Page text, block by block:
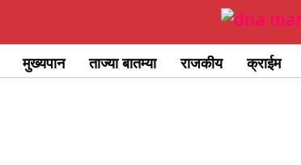
मुख्यपान ताज्या बातम्या राजकीय क्राईम